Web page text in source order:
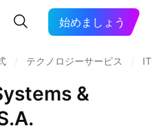
始めましょう
テクノロジーサービス IT
&